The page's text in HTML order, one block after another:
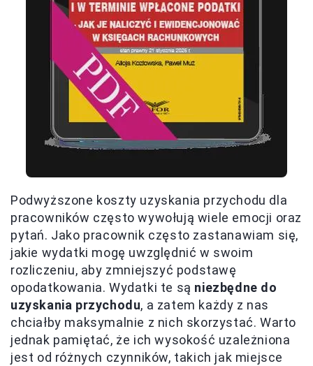
Podwyższone koszty uzyskania przychodu dla
pracowników często wywołują wiele emocji oraz
pytań. Jako pracownik często zastanawiam się,
jakie wydatki mogę uwzględnić w swoim
rozliczeniu, aby zmniejszyć podstawę
opodatkowania. Wydatki te są niezbędne do
uzyskania przychodu, a zatem każdy z nas
chciałby maksymalnie z nich skorzystać. Warto
jednak pamiętać, że ich wysokość uzależniona
jest od różnych czynników, takich jak miejsce